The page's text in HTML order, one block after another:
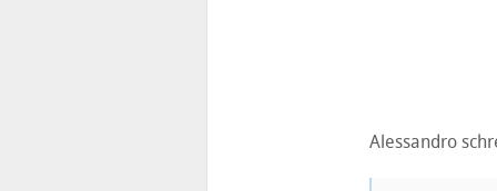
Alessandro